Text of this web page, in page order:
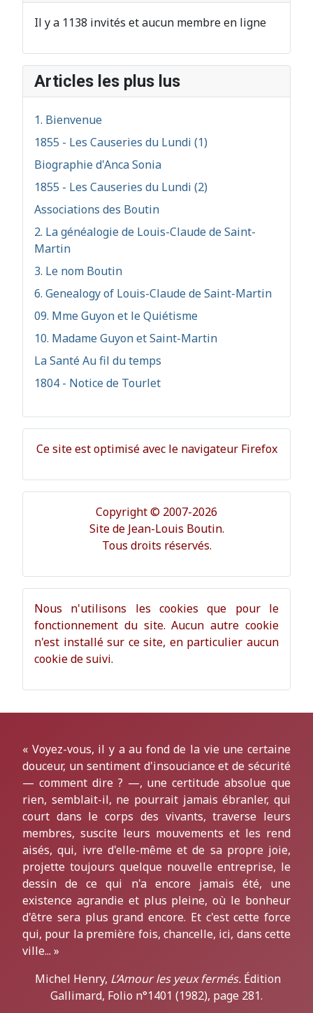
Il y a 1138 invités et aucun membre en ligne
Articles les plus lus
1. Bienvenue
1855 - Les Causeries du Lundi (1)
Biographie d'Anca Sonia
1855 - Les Causeries du Lundi (2)
Associations des Boutin
2. La généalogie de Louis-Claude de Saint-
Martin
3. Le nom Boutin
6. Genealogy of Louis-Claude de Saint-Martin
09. Mme Guyon et le Quiétisme
10. Madame Guyon et Saint-Martin
La Santé Au fil du temps
1804 - Notice de Tourlet
Ce site est optimisé avec le navigateur Firefox
Copyright © 2007-2026
Site de Jean-Louis Boutin.
Tous droits réservés.
Nous n'utilisons les cookies que pour le
fonctionnement du site. Aucun autre cookie
n'est installé sur ce site, en particulier aucun
cookie de suivi.
« Voyez-vous, il y a au fond de la vie une certaine
douceur, un sentiment d'insouciance et de sécurité
— comment dire ? —, une certitude absolue que
rien, semblait-il, ne pourrait jamais ébranler, qui
court dans le corps des vivants, traverse leurs
membres, suscite leurs mouvements et les rend
aisés, qui, ivre d'elle-même et de sa propre joie,
projette toujours quelque nouvelle entreprise, le
dessin de ce qui n'a encore jamais été, une
existence agrandie et plus pleine, où le bonheur
d'être sera plus grand encore. Et c'est cette force
qui, pour la première fois, chancelle, ici, dans cette
ville... »
Michel Henry, L’Amour les yeux fermés. Édition
Gallimard, Folio n°1401 (1982), page 281.